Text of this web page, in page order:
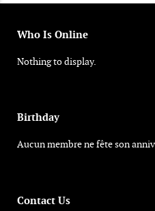
Who Is Online
Nothing to display.
Birthday
Aucun membre ne fête son
Contact Us